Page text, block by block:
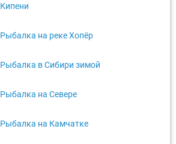
Кипени
Рыбалка на реке Хопёр
Рыбалка в Сибири зимой
Рыбалка на Севере
Рыбалка на Камчатке